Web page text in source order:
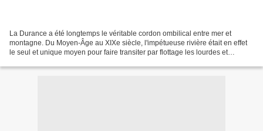
La Durance a été longtemps le véritable cordon ombilical entre mer et
montagne. Du Moyen-Âge au XIXe siècle, l'impétueuse rivière était en effet
le seul et unique moyen pour faire transiter par flottage les lourdes et